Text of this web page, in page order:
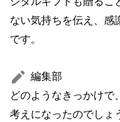
ない気持ちを伝え、感
です。
編集部
どのようなきっかけで
考えになったのでしょ